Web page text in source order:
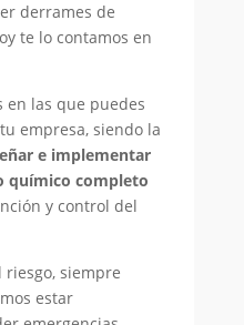
derrames de
te lo contamos en
en las que puedes
empresa, siendo la
e implementar
químico completo
y control del
riesgo, siempre
estar